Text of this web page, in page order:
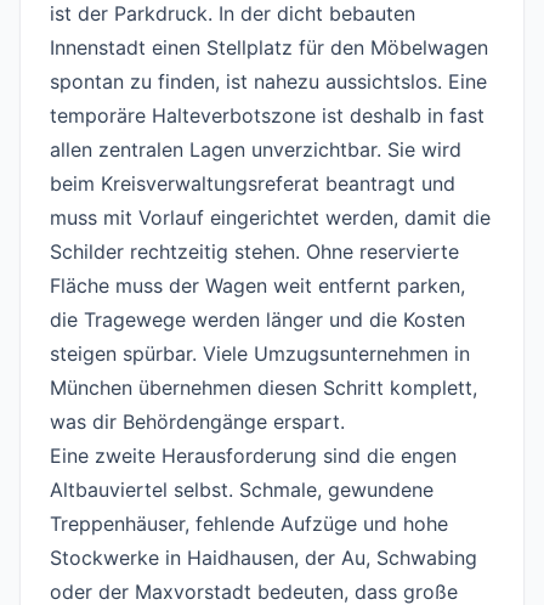
ist der Parkdruck. In der dicht bebauten
Innenstadt einen Stellplatz für den Möbelwagen
spontan zu finden, ist nahezu aussichtslos. Eine
temporäre Halteverbotszone ist deshalb in fast
allen zentralen Lagen unverzichtbar. Sie wird
beim Kreisverwaltungsreferat beantragt und
muss mit Vorlauf eingerichtet werden, damit die
Schilder rechtzeitig stehen. Ohne reservierte
Fläche muss der Wagen weit entfernt parken,
die Tragewege werden länger und die Kosten
steigen spürbar. Viele Umzugsunternehmen in
München übernehmen diesen Schritt komplett,
was dir Behördengänge erspart.
Eine zweite Herausforderung sind die engen
Altbauviertel selbst. Schmale, gewundene
Treppenhäuser, fehlende Aufzüge und hohe
Stockwerke in Haidhausen, der Au, Schwabing
oder der Maxvorstadt bedeuten, dass große